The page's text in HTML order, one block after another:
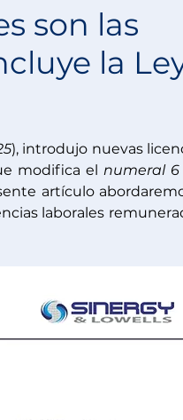
son las
la
), introdujo nuevas
modifica el numeral 6
artículo
laborales